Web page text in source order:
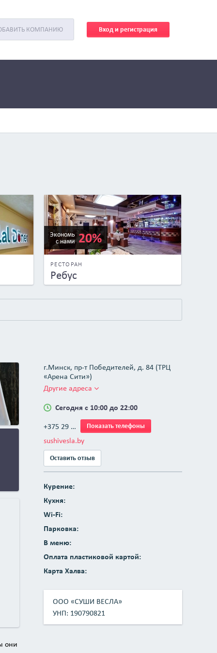
КОМПАНИЮ Вход и регистрация
Экономь
с нами 20%
РЕСТОРАН
Ребус
они
г.Минск, пр-т Победителей, д. 84 (ТРЦ
«Арена Сити»)
Другие адреса
Сегодня с 10:00 до 22:00
+375 29 … Показать телефоны
sushivesla.by
Оставить отзыв
Курение:
Кухня:
Wi-Fi:
Парковка:
В меню:
Оплата пластиковой картой:
Карта Халва:
ООО «СУШИ ВЕСЛА»
УНП: 190790821